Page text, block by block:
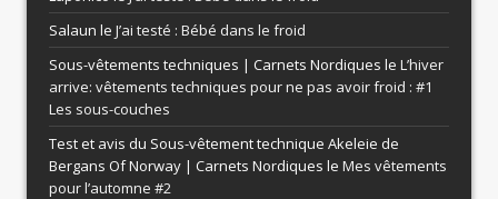
Salaun le J’ai testé : Bébé dans le froid
Sous-vêtements techniques | Carnets Nordiques le L’hiver
arrive: vêtements techniques pour ne pas avoir froid : #1
Les sous-couches
Test et avis du Sous-vêtement technique Akeleie de
Bergans Of Norway | Carnets Nordiques le Mes vêtements
pour l’automne #2